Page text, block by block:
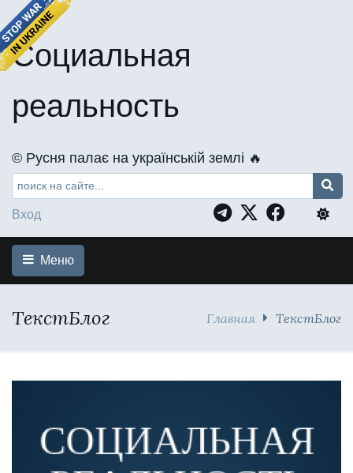
Социальная
реальность
©️ Русня палає на українській землі 🔥
Вход
Меню
ТекстБлог Главная ТекстБлог